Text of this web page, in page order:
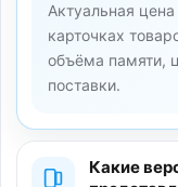
Актуальная
карточках
объёма памяти,
поставки.
Какие